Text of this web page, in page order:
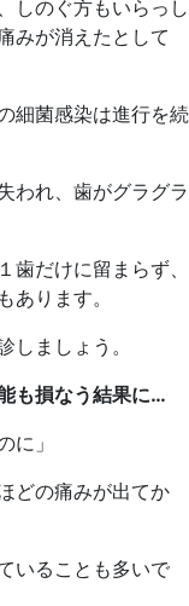
しのぐ方もいらっし
みが消えたとして
細菌感染は進行を続
われ、歯がグラグラ
だけに留まらず、
あります。
しましょう。
も損なう結果に…
に」
どの痛みが出てか
いることも多いで